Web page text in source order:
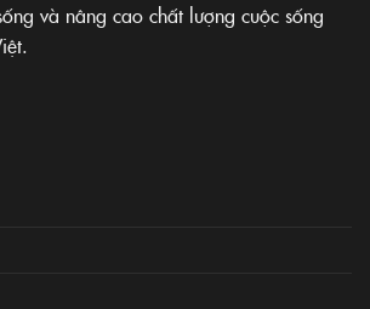
và nâng cao chất lượng cuộc sống